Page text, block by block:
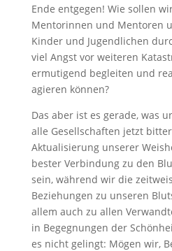
Ende entgegen! Wie sollen
Mentorinnen und Mentoren
Kinder und Jugendlichen
viel Angst vor weiteren
ermutigend begleiten und
agieren können?
Das aber ist es gerade, was
alle Gesellschaften jetzt
Aktualisierung unserer
bester Verbindung zu den
sein, während wir die
Beziehungen zu unseren
allem auch zu allen
in Begegnungen der
es nicht gelingt: Mögen wir,